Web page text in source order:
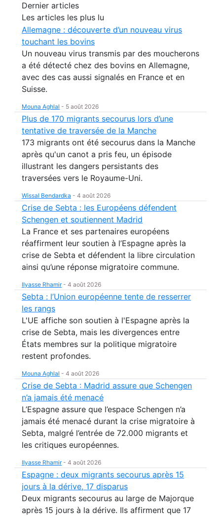
Dernier articles
Les articles les plus lu
Allemagne : découverte d’un nouveau virus
touchant les bovins
Un nouveau virus transmis par des moucherons
a été détecté chez des bovins en Allemagne,
avec des cas aussi signalés en France et en
Suisse.
Mouna Aghlal - 5 août 2026
Plus de 170 migrants secourus lors d’une
tentative de traversée de la Manche
173 migrants ont été secourus dans la Manche
après qu'un canot a pris feu, un épisode
illustrant les dangers persistants des
traversées vers le Royaume-Uni.
Wissal Bendardka - 4 août 2026
Crise de Sebta : les Européens défendent
Schengen et soutiennent Madrid
La France et ses partenaires européens
réaffirment leur soutien à l’Espagne après la
crise de Sebta et défendent la libre circulation
ainsi qu’une réponse migratoire commune.
Ilyasse Rhamir- 4 août 2026
Sebta : l’Union européenne tente de resserrer
les rangs
L'UE affiche son soutien à l'Espagne après la
crise de Sebta, mais les divergences entre
États membres sur la politique migratoire
restent profondes.
Mouna Aghlal - 4 août 2026
Crise de Sebta : Madrid assure que Schengen
n’a jamais été menacé
L’Espagne assure que l’espace Schengen n’a
jamais été menacé durant la crise migratoire à
Sebta, malgré l’entrée de 72.000 migrants et
les critiques européennes.
Ilyasse Rhamir- 4 août 2026
Espagne : deux migrants secourus après 15
jours à la dérive, 17 disparus
Deux migrants secourus au large de Majorque
après 15 jours à la dérive. Ils affirment que 17